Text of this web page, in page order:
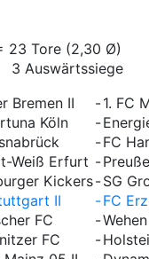
23 Tore (2,30 Ø)
3 Auswärtssiege
Bremen II -1. FC
Köln -
-FC
Weiß Erfurt -
Kickers-SG
II -FC
FC -
FC -